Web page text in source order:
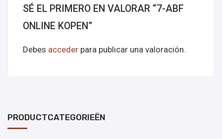
SÉ EL PRIMERO EN VALORAR “7-ABF
ONLINE KOPEN”
Debes acceder para publicar una valoración.
PRODUCTCATEGORIEËN